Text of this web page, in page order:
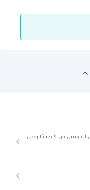
من الأحد إلى الخميس من 9 صباحًا وحتى